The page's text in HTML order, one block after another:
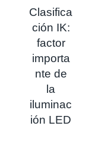
Clasifica
ción IK:
factor
importa
nte de
la
iluminac
ión LED